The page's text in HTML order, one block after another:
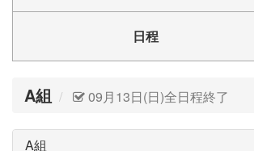
日程
A組 09月13日(日)全日程終了
A組